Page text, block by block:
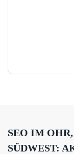
SEO IM
SÜDWEST: